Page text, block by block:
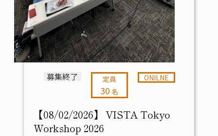
募集終了 定員
30 名
ONILNE
【08/02/2026】 VISTA Tokyo
Workshop 2026